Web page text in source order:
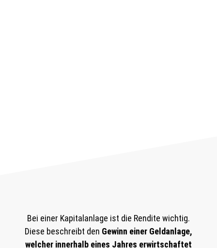
Bei einer Kapitalanlage ist die Rendite wichtig.
Diese beschreibt den Gewinn einer Geldanlage,
welcher innerhalb eines Jahres erwirtschaftet